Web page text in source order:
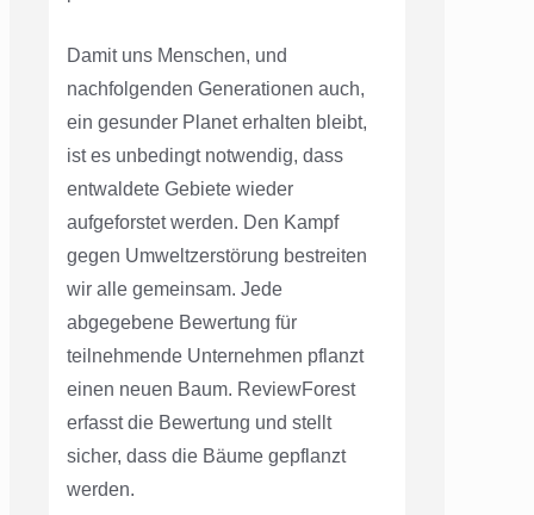
Damit uns Menschen, und
nachfolgenden Generationen auch,
ein gesunder Planet erhalten bleibt,
ist es unbedingt notwendig, dass
entwaldete Gebiete wieder
aufgeforstet werden. Den Kampf
gegen Umweltzerstörung bestreiten
wir alle gemeinsam. Jede
abgegebene Bewertung für
teilnehmende Unternehmen pflanzt
einen neuen Baum. ReviewForest
erfasst die Bewertung und stellt
sicher, dass die Bäume gepflanzt
werden.